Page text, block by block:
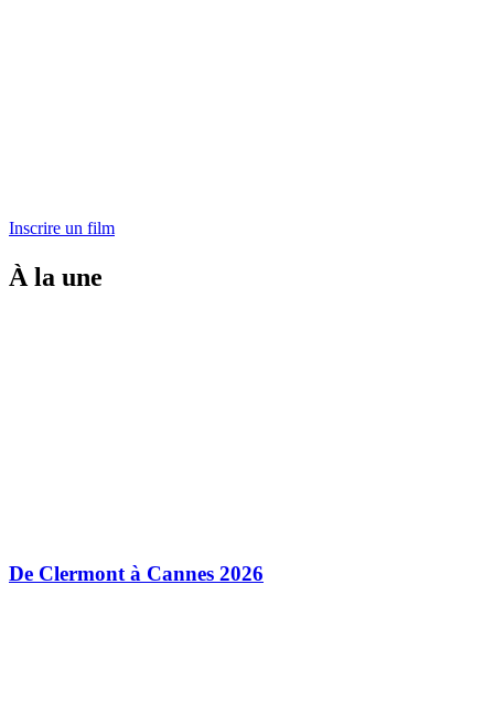
Inscrire un film
À la une
De Clermont à Cannes 2026